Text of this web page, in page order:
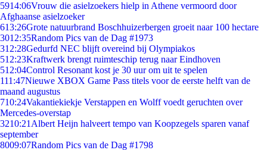
5914:06Vrouw die asielzoekers hielp in Athene vermoord door
Afghaanse asielzoeker
613:26Grote natuurbrand Boschhuizerbergen groeit naar 100 hectare
3012:35Random Pics van de Dag #1973
312:28Gedurfd NEC blijft overeind bij Olympiakos
512:23Kraftwerk brengt ruimteschip terug naar Eindhoven
512:04Control Resonant kost je 30 uur om uit te spelen
111:47Nieuwe XBOX Game Pass titels voor de eerste helft van de
maand augustus
710:24Vakantiekiekje Verstappen en Wolff voedt geruchten over
Mercedes-overstap
3210:21 Albert Heijn halveert tempo van Koopzegels sparen vanaf
september
8009:07Random Pics van de Dag #1798